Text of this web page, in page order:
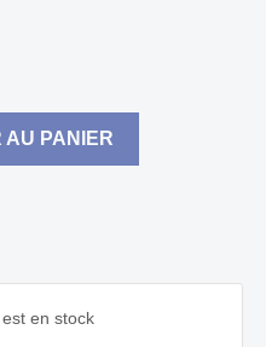
AU PANIER
en stock